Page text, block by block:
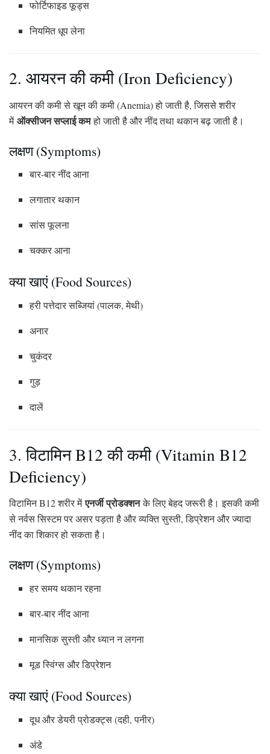
फोर्टिफाइड फूड्स
नियमित धूप लेना
2. आयरन की कमी (Iron Deficiency)
आयरन की कमी से खून की कमी (Anemia) हो जाती है, जिससे शरीर
मेंऑक्सीजन सप्लाई कमहो जाती है और नींद तथा थकान बढ़ जाती है।
लक्षण (Symptoms)
बार-बार नींद आना
लगातार थकान
सांस फूलना
चक्कर आना
क्या खाएं (Food Sources)
हरी पत्तेदार सब्जियां (पालक, मेथी)
अनार
चुकंदर
गुड़
दालें
3. विटामिन B12 की कमी (Vitamin B12
Deficiency)
विटामिन B12 शरीर मेंएनर्जी प्रोडक्शनके लिए बेहद जरूरी है। इसकी कमी
से नर्वस सिस्टम पर असर पड़ता है और व्यक्ति सुस्ती, डिप्रेशन और ज्यादा
नींद का शिकार हो सकता है।
लक्षण (Symptoms)
हर समय थकान रहना
बार-बार नींद आना
मानसिक सुस्ती और ध्यान न लगना
मूड स्विंग्स और डिप्रेशन
क्या खाएं (Food Sources)
दूध और डेयरी प्रोडक्ट्स (दही, पनीर)
अंडे